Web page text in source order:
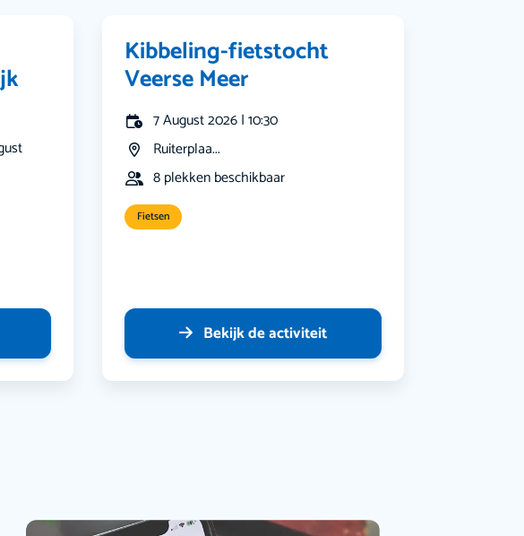
Kibbeling-fietstocht
Veerse Meer
7 August 2026 | 10:30
Ruiterplaa...
8 plekken beschikbaar
Fietsen
Bekijk de activiteit